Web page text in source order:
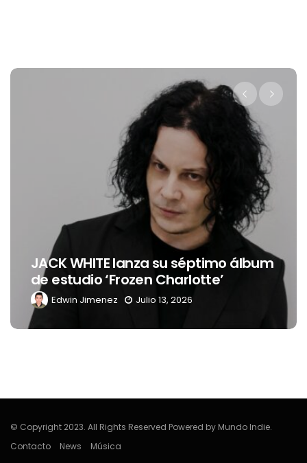
JACK WHITE lanza su séptimo álbum
de estudio ‘Frozen Charlotte’
Edwin Jimenez Julio 13, 2026
© Copyright 2023. All Rights Reserved Powered by Mundo Indie.
Contacto
News Música